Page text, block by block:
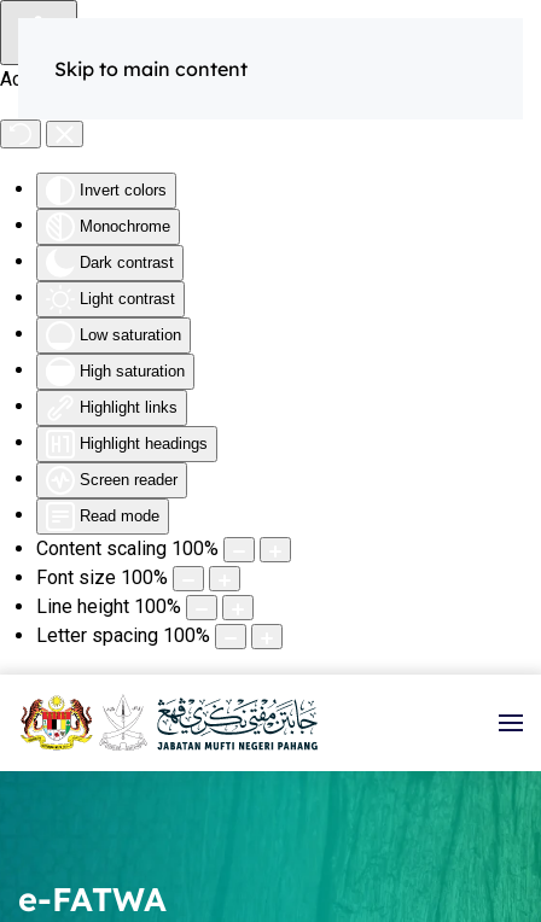
Accessibility Tools
Invert colors
Monochrome
Dark contrast
Light contrast
Low saturation
High saturation
Highlight links
Highlight headings
Screen reader
Read mode
Content scaling 100%
Font size 100%
Line height 100%
Letter spacing 100%
Skip to main content
e-FATWA